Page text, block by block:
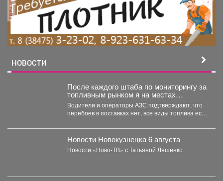
реклама
НОВОСТИ
После каждого штаба по мониторингу за
топливным рынком я на местах
проверяю, соответствует ли озвученная
информация действительности.
Водители и операторы АЗС подтверждают, что
перебоев в поставках нет, все виды топлива есть
Новости Новокузнецка 6 августа
Новости «Ново-ТВ» с Татьяной Ляшенко